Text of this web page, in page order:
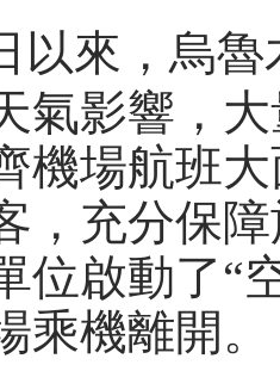
以來，烏
氣影響，
機場航班
，充分保
位啟動了“
乘機離開。